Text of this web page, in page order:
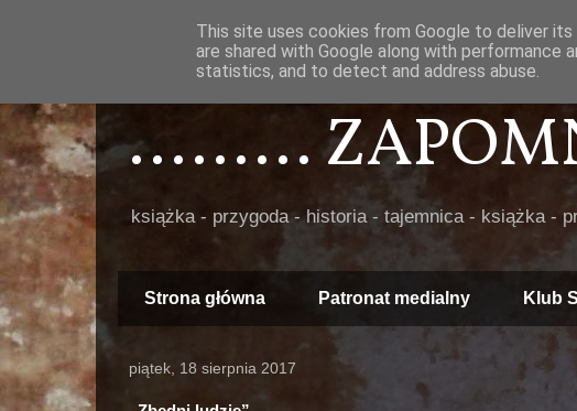
.........
książka - przygoda - historia - tajemnica - książka -
Strona główna Patronat medialny Klub
piątek, 18 sierpnia 2017
This site uses cookies from Google to deliver
are shared with Google along with performance
statistics, and to detect and address abuse.